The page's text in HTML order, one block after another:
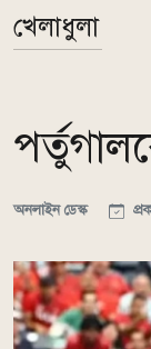
খেলাধুলা
অনলাইন ডেস্ক